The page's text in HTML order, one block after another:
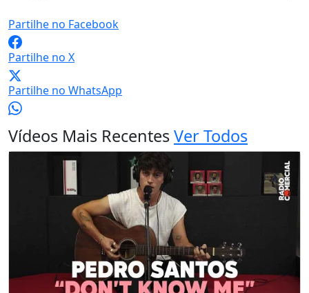
Partilhe no Facebook
Partilhe no X
Partilhe no WhatsApp
Vídeos Mais RecentesVer Todos